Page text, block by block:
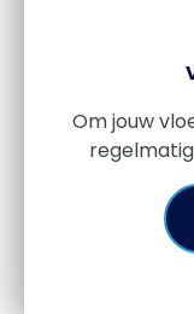
Om jouw